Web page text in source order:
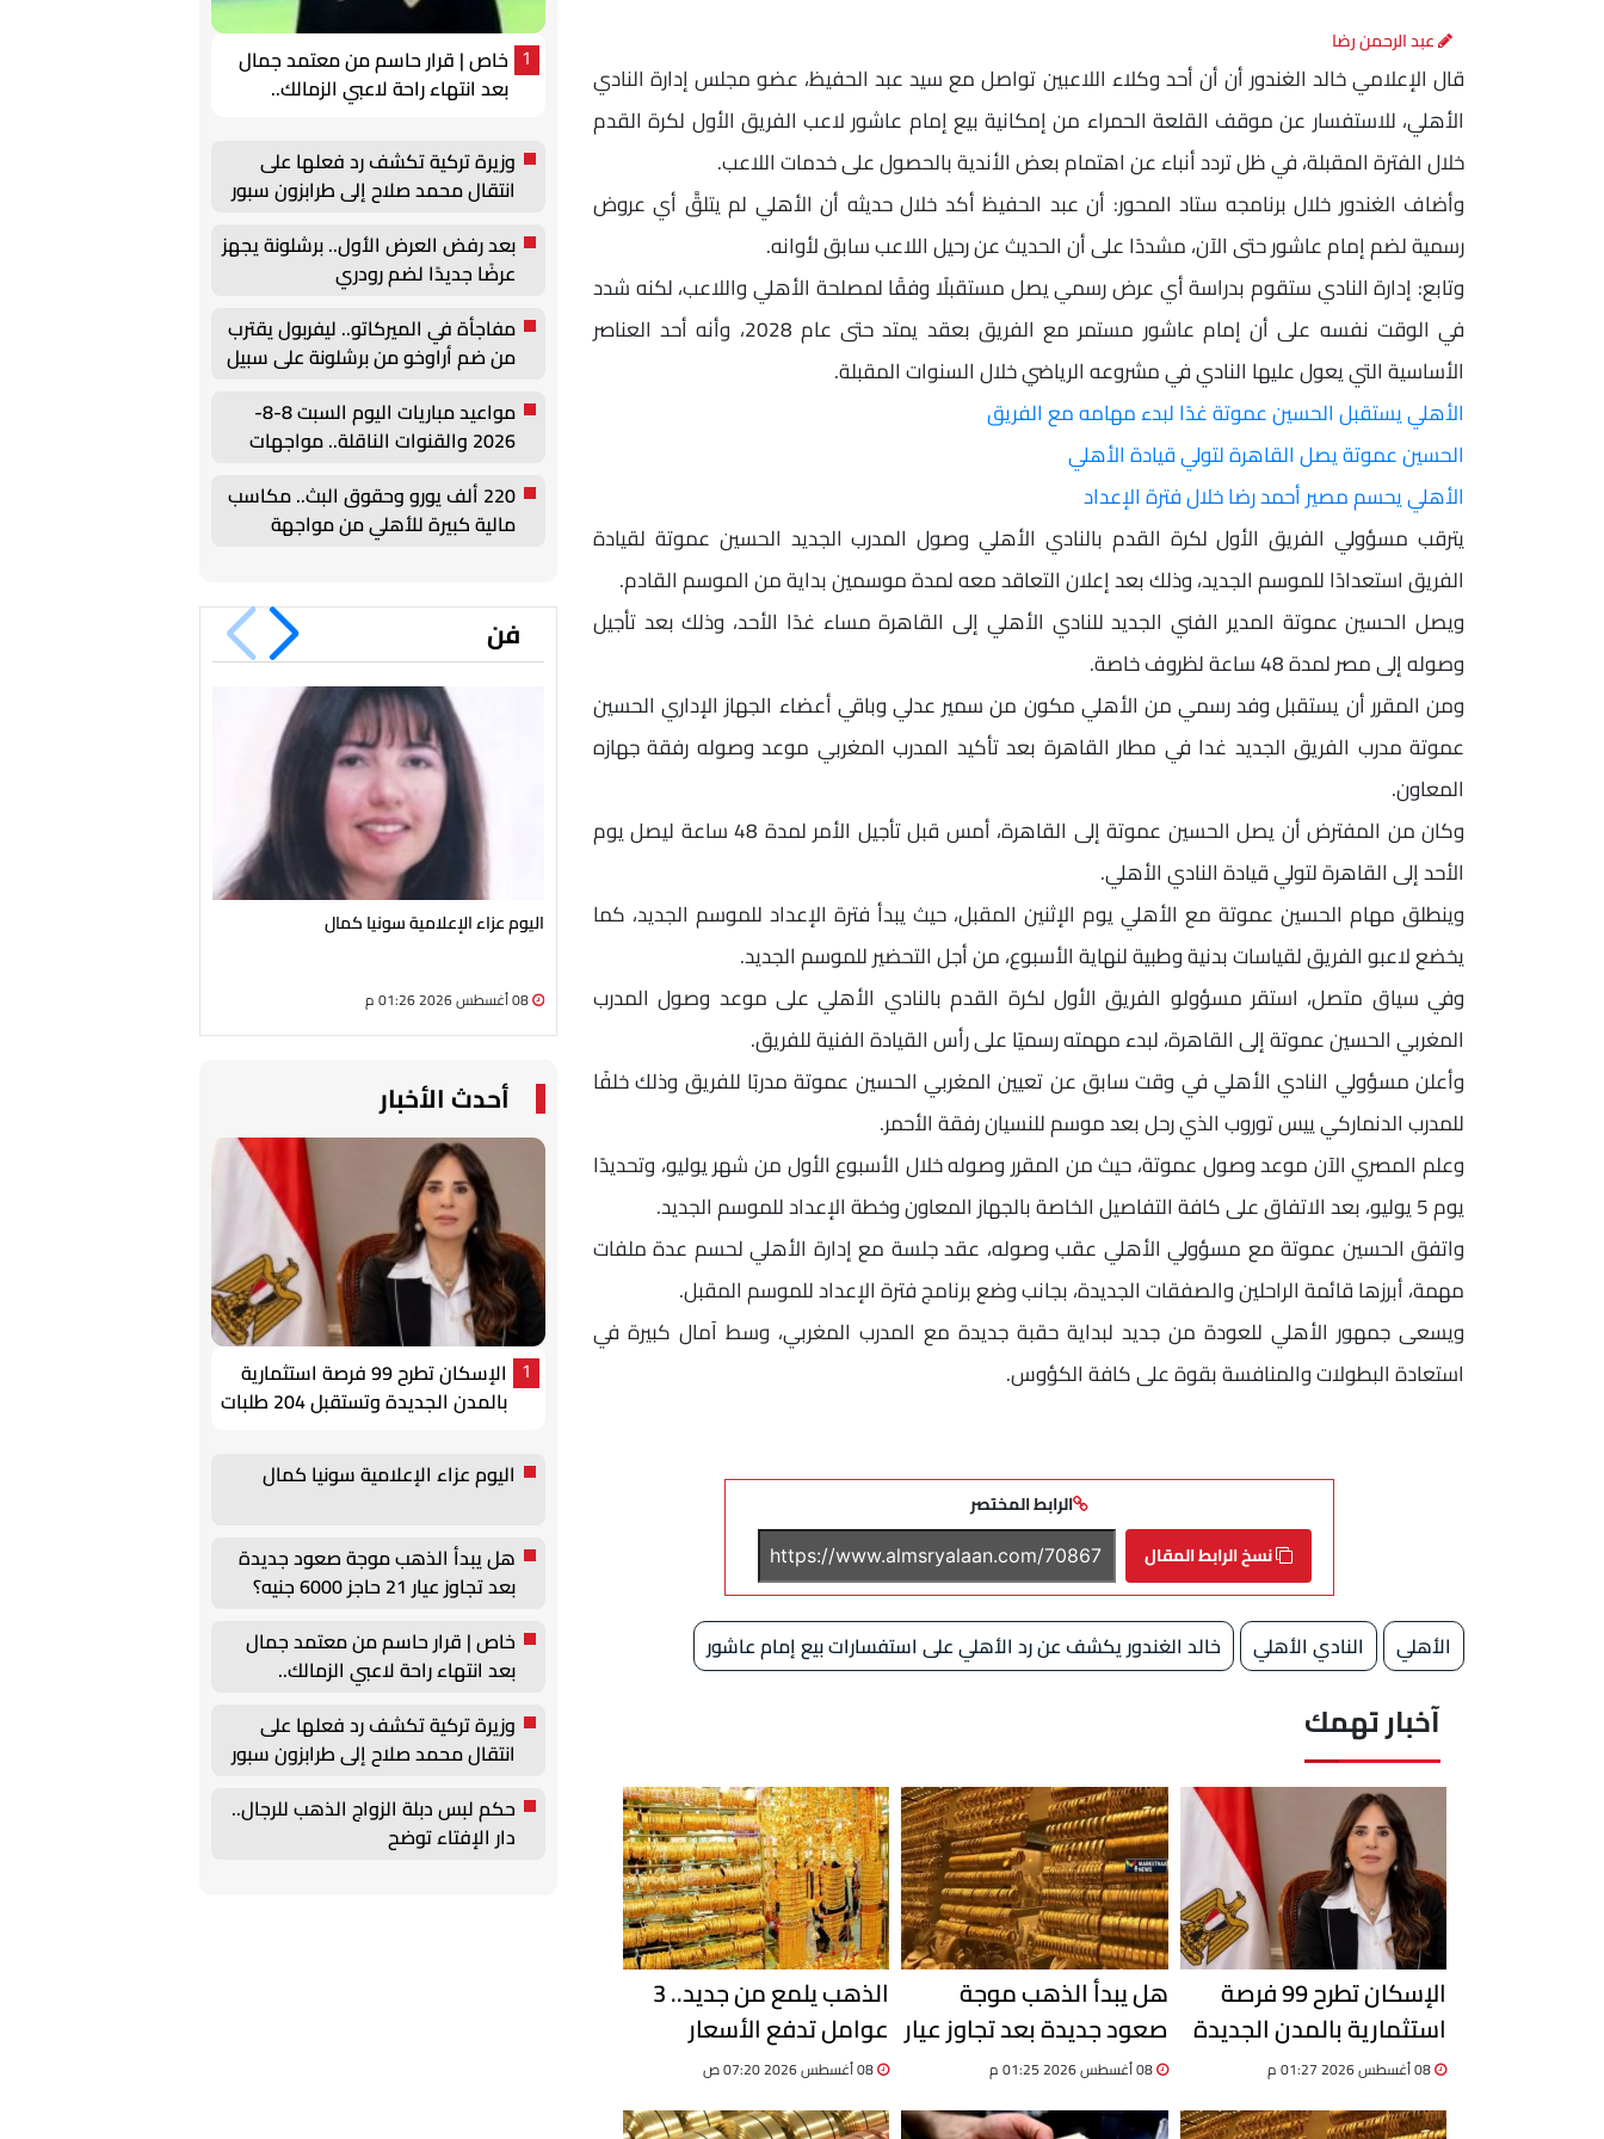
عبد الرحمن رضا
قال الإعلامي خالد الغندور أن أن أحد وكلاء اللاعبين تواصل مع سيد عبد الحفيظ، عضو مجلس إدارة النادي
الأهلي، للاستفسار عن موقف القلعة الحمراء من إمكانية بيع إمام عاشور لاعب الفريق الأول لكرة القدم
خلال الفترة المقبلة، في ظل تردد أنباء عن اهتمام بعض الأندية بالحصول على خدمات اللاعب.
وأضاف الغندور خلال برنامجه ستاد المحور: أن عبد الحفيظ أكد خلال حديثه أن الأهلي لم يتلقَّ أي عروض
رسمية لضم إمام عاشور حتى الآن، مشددًا على أن الحديث عن رحيل اللاعب سابق لأوانه.
وتابع: إدارة النادي ستقوم بدراسة أي عرض رسمي يصل مستقبلًا وفقًا لمصلحة الأهلي واللاعب، لكنه شدد
في الوقت نفسه على أن إمام عاشور مستمر مع الفريق بعقد يمتد حتى عام 2028، وأنه أحد العناصر
الأساسية التي يعول عليها النادي في مشروعه الرياضي خلال السنوات المقبلة.
الأهلي يستقبل الحسين عموتة غدًا لبدء مهامه مع الفريق
الحسين عموتة يصل القاهرة لتولي قيادة الأهلي
الأهلي يحسم مصير أحمد رضا خلال فترة الإعداد
يترقب مسؤولي الفريق الأول لكرة القدم بالنادي الأهلي وصول المدرب الجديد الحسين عموتة لقيادة
الفريق استعدادًا للموسم الجديد، وذلك بعد إعلان التعاقد معه لمدة موسمين بداية من الموسم القادم.
ويصل الحسين عموتة المدير الفني الجديد للنادي الأهلي إلى القاهرة مساء غدًا الأحد، وذلك بعد تأجيل
وصوله إلى مصر لمدة 48 ساعة لظروف خاصة.
ومن المقرر أن يستقبل وفد رسمي من الأهلي مكون من سمير عدلي وباقي أعضاء الجهاز الإداري الحسين
عموتة مدرب الفريق الجديد غدا في مطار القاهرة بعد تأكيد المدرب المغربي موعد وصوله رفقة جهازه
المعاون.
وكان من المفترض أن يصل الحسين عموتة إلى القاهرة، أمس قبل تأجيل الأمر لمدة 48 ساعة ليصل يوم
الأحد إلى القاهرة لتولي قيادة النادي الأهلي.
وينطلق مهام الحسين عموتة مع الأهلي يوم الإثنين المقبل، حيث يبدأ فترة الإعداد للموسم الجديد، كما
يخضع لاعبو الفريق لقياسات بدنية وطبية لنهاية الأسبوع، من أجل التحضير للموسم الجديد.
وفي سياق متصل، استقر مسؤولو الفريق الأول لكرة القدم بالنادي الأهلي على موعد وصول المدرب
المغربي الحسين عموتة إلى القاهرة، لبدء مهمته رسميًا على رأس القيادة الفنية للفريق.
وأعلن مسؤولي النادي الأهلي في وقت سابق عن تعيين المغربي الحسين عموتة مدربًا للفريق وذلك خلفًا
للمدرب الدنماركي ييس توروب الذي رحل بعد موسم للنسيان رفقة الأحمر.
وعلم المصري الآن موعد وصول عموتة، حيث من المقرر وصوله خلال الأسبوع الأول من شهر يوليو، وتحديدًا
يوم 5 يوليو، بعد الاتفاق على كافة التفاصيل الخاصة بالجهاز المعاون وخطة الإعداد للموسم الجديد.
واتفق الحسين عموتة مع مسؤولي الأهلي عقب وصوله، عقد جلسة مع إدارة الأهلي لحسم عدة ملفات
مهمة، أبرزها قائمة الراحلين والصفقات الجديدة، بجانب وضع برنامج فترة الإعداد للموسم المقبل.
ويسعى جمهور الأهلي للعودة من جديد لبداية حقبة جديدة مع المدرب المغربي، وسط آمال كبيرة في
استعادة البطولات والمنافسة بقوة على كافة الكؤوس.
الرابط المختصر
نسخ الرابط المقال
الأهلي النادي الأهلي خالد الغندور يكشف عن رد الأهلي على استفسارات بيع إمام عاشور
آخبار تهمك
الإسكان تطرح 99 فرصة
استثمارية بالمدن الجديدة
وتستقبل 204 طلبات أجنبية
هل يبدأ الذهب موجة
صعود جديدة بعد تجاوز عيار
21 حاجز 6000 جنيه؟
08 أغسطس 2026 01:25 م
الذهب يلمع من جديد.. 3
عوامل تدفع الأسعار
للصعود.. تقرير
08 أغسطس 2026 07:20 ص
1
خاص | قرار حاسم من معتمد جمال
بعد انتهاء راحة لاعبي الزمالك..
وزيرة تركية تكشف رد فعلها على
انتقال محمد صلاح إلى طرابزون سبور
بعد رفض العرض الأول.. برشلونة يجهز
عرضًا جديدًا لضم رودري
مفاجأة في الميركاتو.. ليفربول يقترب
من ضم أراوخو من برشلونة على سبيل
مواعيد مباريات اليوم السبت 8-8-
2026 والقنوات الناقلة.. مواجهات
220 ألف يورو وحقوق البث.. مكاسب
مالية كبيرة للأهلي من مواجهة
برشلونة في كأس خوان جامبر
فن
اليوم عزاء الإعلامية سونيا كمال
أحدث الأخبار
1
الإسكان تطرح 99 فرصة استثمارية
بالمدن الجديدة وتستقبل 204 طلبات
اليوم عزاء الإعلامية سونيا كمال
هل يبدأ الذهب موجة صعود جديدة
بعد تجاوز عيار 21 حاجز 6000 جنيه؟
خاص | قرار حاسم من معتمد جمال
بعد انتهاء راحة لاعبي الزمالك..
وزيرة تركية تكشف رد فعلها على
انتقال محمد صلاح إلى طرابزون سبور
حكم لبس دبلة الزواج الذهب للرجال..
دار الإفتاء توضح